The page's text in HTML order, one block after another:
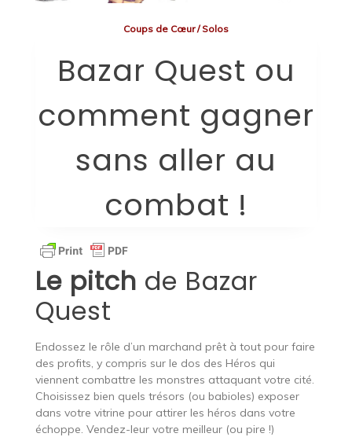
Coups de Cœur/Solos
Bazar Quest ou
comment gagner
sans aller au
combat !
Le pitch de Bazar
Quest
Endossez le rôle d’un marchand prêt à tout pour faire
des profits, y compris sur le dos des Héros qui
viennent combattre les monstres attaquant votre cité.
Choisissez bien quels trésors (ou babioles) exposer
dans votre vitrine pour attirer les héros dans votre
échoppe. Vendez-leur votre meilleur (ou pire !)